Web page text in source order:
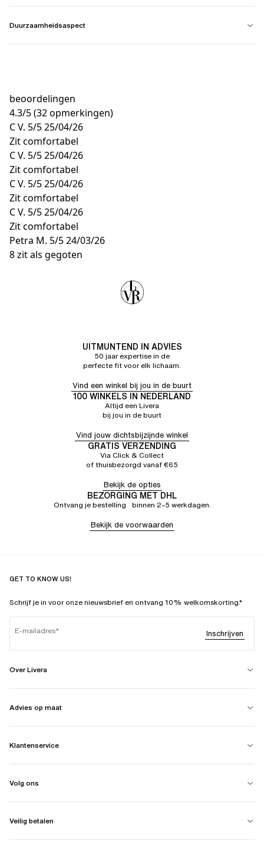
Duurzaamheidsaspect
beoordelingen
4.3/5(32 opmerkingen)
C V. 5/525/04/26
Zit comfortabel
C V. 5/525/04/26
Zit comfortabel
C V. 5/525/04/26
Zit comfortabel
C V. 5/525/04/26
Zit comfortabel
Petra M. 5/524/03/26
8 zit als gegoten
UITMUNTEND IN ADVIES
50 jaar expertise in de
perfecte fit voor elk lichaam.
Vind een winkel bij jou in de buurt
100 WINKELS IN NEDERLAND
Altijd een Livera
bij jou in de buurt
Vind jouw dichtsbijzijnde winkel
GRATIS VERZENDING
Via Click & Collect
of thuisbezorgd vanaf €65
Bekijk de opties
BEZORGING MET DHL
Ontvang je bestelling binnen 2–5 werkdagen.
Bekijk de voorwaarden
GET TO KNOW US!
Schrijf je in voor onze nieuwsbrief en ontvang 10% welkomskorting.*
E-mailadres Inschrijven
Over Livera
Advies op maat
Klantenservice
Volg ons
Veilig betalen